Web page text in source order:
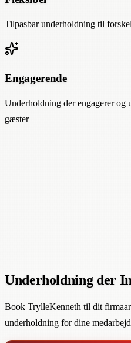
Tilpasbar underholdning til
Engagerende
Underholdning der engagerer og
gæster
Underholdning der
Book TrylleKenneth til dit
underholdning for dine